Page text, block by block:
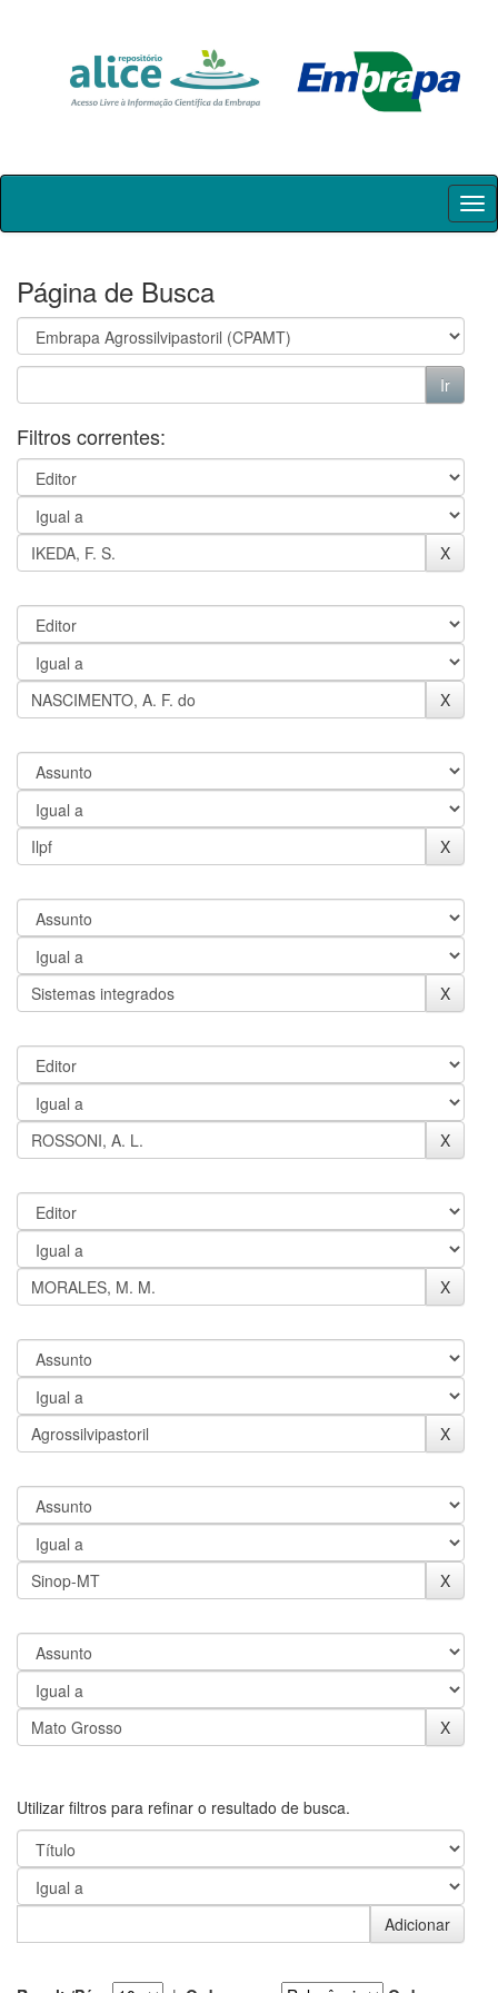
Skip
Página de Busca
Filtros correntes:
Utilizar filtros para refinar o resultado de busca.